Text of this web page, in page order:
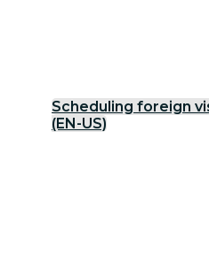
Scheduling foreign
(EN-US)